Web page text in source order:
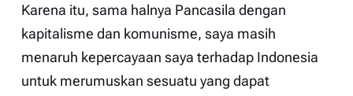
Karena itu, sama halnya Pancasila dengan
kapitalisme dan komunisme, saya masih
menaruh kepercayaan saya terhadap Indonesia
untuk merumuskan sesuatu yang dapat